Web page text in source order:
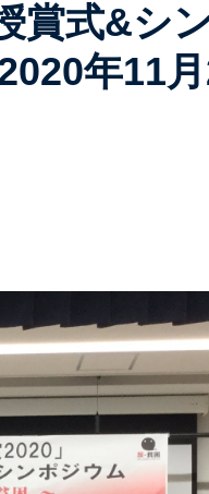
賞式&シ
年11